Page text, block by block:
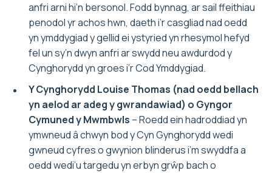
anfri arni hi’n bersonol. Fodd bynnag, ar sail ffeithiau
penodol yr achos hwn, daeth i’r casgliad nad oedd
yn ymddygiad y gellid ei ystyried yn rhesymol hefyd
fel un sy’n dwyn anfri ar swydd neu awdurdod y
Cynghorydd yn groes i’r Cod Ymddygiad.
Y Cynghorydd Louise Thomas (nad oedd bellach
yn aelod ar adeg y gwrandawiad) o Gyngor
Cymuned y Mwmbwls – Roedd ein hadroddiad yn
ymwneud â chwyn bod y Cyn Gynghorydd wedi
gwneud cyfres o gwynion blinderus i’m swyddfa a
oedd wedi’u targedu yn erbyn grŵp bach o